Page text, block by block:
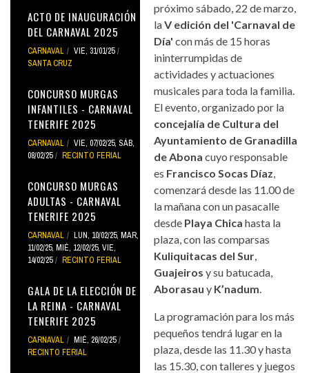
ACTO DE INAUGURACIÓN
DEL CARNAVAL 2025
CARNAVAL
VIE, 31/01/25
SANTA CRUZ
CONCURSO MURGAS
INFANTILES - CARNAVAL
TENERIFE 2025
CARNAVAL VIE, 07/02/25, SÁB,
08/02/25
RECINTO FERIAL
CONCURSO MURGAS
ADULTAS - CARNAVAL
TENERIFE 2025
CARNAVAL LUN, 10/02/25, MAR,
11/02/25, MIÉ, 12/02/25, VIE,
14/02/25
RECINTO FERIAL
GALA DE LA ELECCIÓN DE
LA REINA - CARNAVAL
TENERIFE 2025
CARNAVAL
MIÉ, 26/02/25
RECINTO FERIAL
próximo sábado, 22 de marzo,
laV edición del 'Carnaval de
Día'con más de 15 horas
ininterrumpidas de
actividades y actuaciones
musicales para toda la familia.
El evento, organizado por la
concejalía de Cultura del
Ayuntamiento de Granadilla
de Abona cuyo responsable
es Francisco Socas Díaz,
comenzará desde las 11.00 de
la mañana con un pasacalle
desde Playa Chica hasta la
plaza, con las comparsas
Kuliquitacas del Sur,
Guajeiros y su batucada,
Aborasauy K’nadum.
La programación para los más
pequeños tendrá lugar en la
plaza, desde las 11.30 y hasta
las 15.30, con talleres y juegos